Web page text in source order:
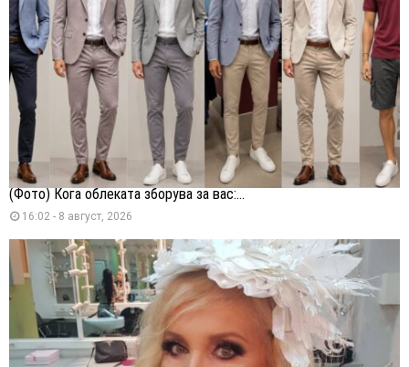
(Фото) Кога облеката зборува за вас:...
16:02 - 8 август, 2026